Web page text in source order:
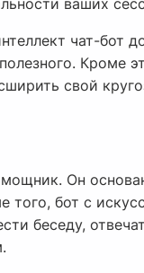
чат-бот
Кроме
свой
Он
бот с
беседу,